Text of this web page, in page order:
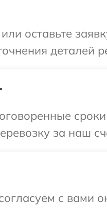
оставьте
деталей
за наш
с вами